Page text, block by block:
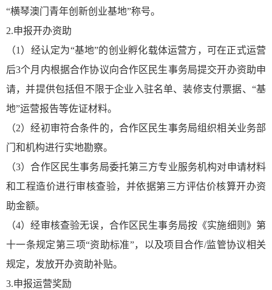
“横琴澳门青年创新创业基地”称号。
2.申报开办资助
（1）经认定为“基地”的创业孵化载体运营方，可在正式运营
后3个月内根据合作协议向合作区民生事务局提交开办资助申
请，并提供包括但不限于企业入驻名单、装修支付票据、“基
地”运营报告等佐证材料。
（2）经初审符合条件的，合作区民生事务局组织相关业务部
门和机构进行实地勘察。
（3）合作区民生事务局委托第三方专业服务机构对申请材料
和工程造价进行审核查验，并依据第三方评估价核算开办资
助金额。
（4）经审核查验无误，合作区民生事务局按《实施细则》第
十一条规定第三项“资助标准”，以及项目合作/监管协议相关
规定，发放开办资助补贴。
3.申报运营奖励